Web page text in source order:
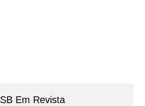
SB Em Revista